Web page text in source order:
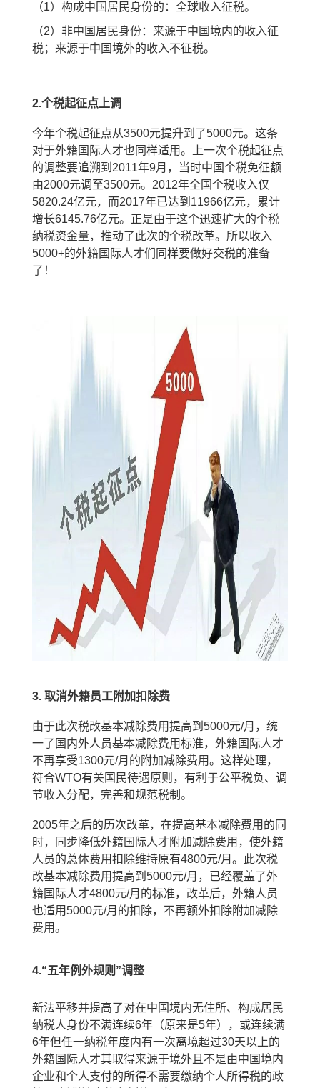
（1）构成中国居民身份的：全球收入征税。
（2）非中国居民身份：来源于中国境内的收入征
税；来源于中国境外的收入不征税。
2.个税起征点上调
今年个税起征点从3500元提升到了5000元。这条
对于外籍国际人才也同样适用。上一次个税起征点
的调整要追溯到 2011年9月，当时中国个税免征额
由2000元调至3500元。 2012年全国个税收入仅
5820.24亿元，而2017年已达到 11966亿元，累计
增长6145.76亿元。正是由于这个迅速扩大的个税
纳税资金量，推动了此次的个税改革。所以收入
5000+的外籍国际人才们同样要做好交税的准备
了！
3. 取消外籍员工附加扣除费
由于此次税改基本减除费用提高到 5000元/月，统
一了国内外人员基本减除费用标准，外籍国际人才
不再享受1300元/月的附加减除费用。这样处理，
符合WTO有关国民待遇原则，有利于公平税负、调
节收入分配，完善和规范税制。
2005年之后的历次改革，在提高基本减除费用的同
时，同步降低外籍国际人才附加减除费用，使外籍
人员的总体费用扣除维持原有4800元/月。此次税
改基本减除费用提高到 5000元/月，已经覆盖了外
籍国际人才4800元/月的标准，改革后，外籍人员
也适用5000元/月的扣除，不再额外扣除附加减除
费用。
4.“五年例外规则 ”调整
新法平移并提高了对在中国境内无住所、构成居民
纳税人身份不满连续6年 （原来是5年），或连续满
6年但任一纳税年度内有一次离境超过30天以上的
外籍国际人才其取得来源于境外且不是由中国境内
企业和个人支付的所得不需要缴纳个人所得税的政